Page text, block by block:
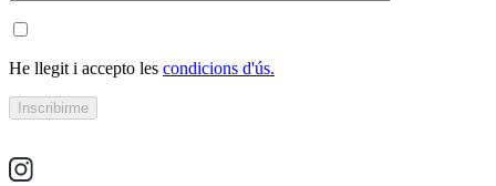
He llegit i accepto les condicions d'ús.